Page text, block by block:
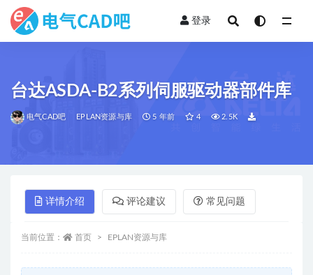
登录
台达ASDA-B2系列伺服驱动器部件库
电气CAD吧 EPLAN资源与库 5 年前 4 2.5K
详情介绍 评论建议 常见问题
当前位置： 首页 EPLAN资源与库